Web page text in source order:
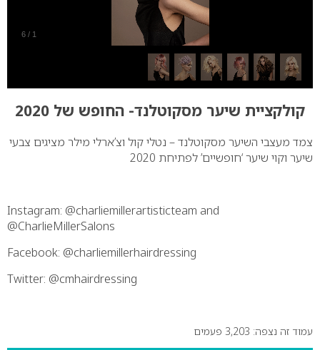
1
/
6
קולקציית שיער מסקוטלנד- החופש של 2020
צמד מעצבי השיער מסקוטלנד – נטלי קול וצ’ארלי מילר מציגים צבעי
שיער וקוי שיער ‘חופשיים’ לפתיחת 2020
Instagram: @charliemillerartisticteam and
@CharlieMillerSalons
Facebook: @charliemillerhairdressing
Twitter: @cmhairdressing
עמוד זה נצפה: 3,203 פעמים